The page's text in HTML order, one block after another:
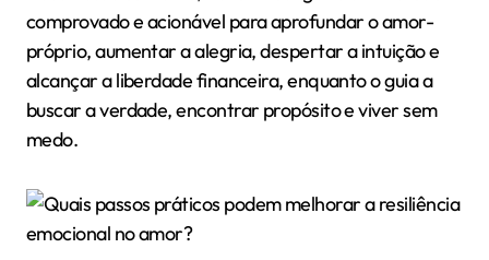
comprovado e acionável para aprofundar o amor-
próprio, aumentar a alegria, despertar a intuição e
alcançar a liberdade financeira, enquanto o guia a
buscar a verdade, encontrar propósito e viver sem
medo.